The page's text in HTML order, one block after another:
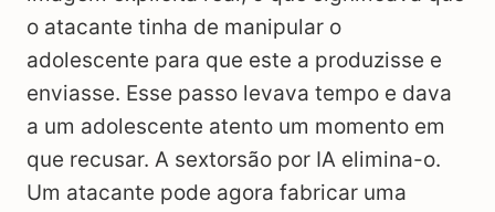
o atacante tinha de manipular o
adolescente para que este a produzisse e
enviasse. Esse passo levava tempo e dava
a um adolescente atento um momento em
que recusar. A sextorsão por IA elimina-o.
Um atacante pode agora fabricar uma